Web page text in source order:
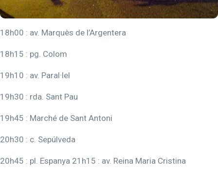
18h00 : av. Marquès de l’Argentera
18h15 : pg. Colom
19h10 : av. Paral·lel
19h30 : rda. Sant Pau
19h45 : Marché de Sant Antoni
20h30 : c. Sepúlveda
20h45 : pl. Espanya 21h15 : av. Reina Maria Cristina